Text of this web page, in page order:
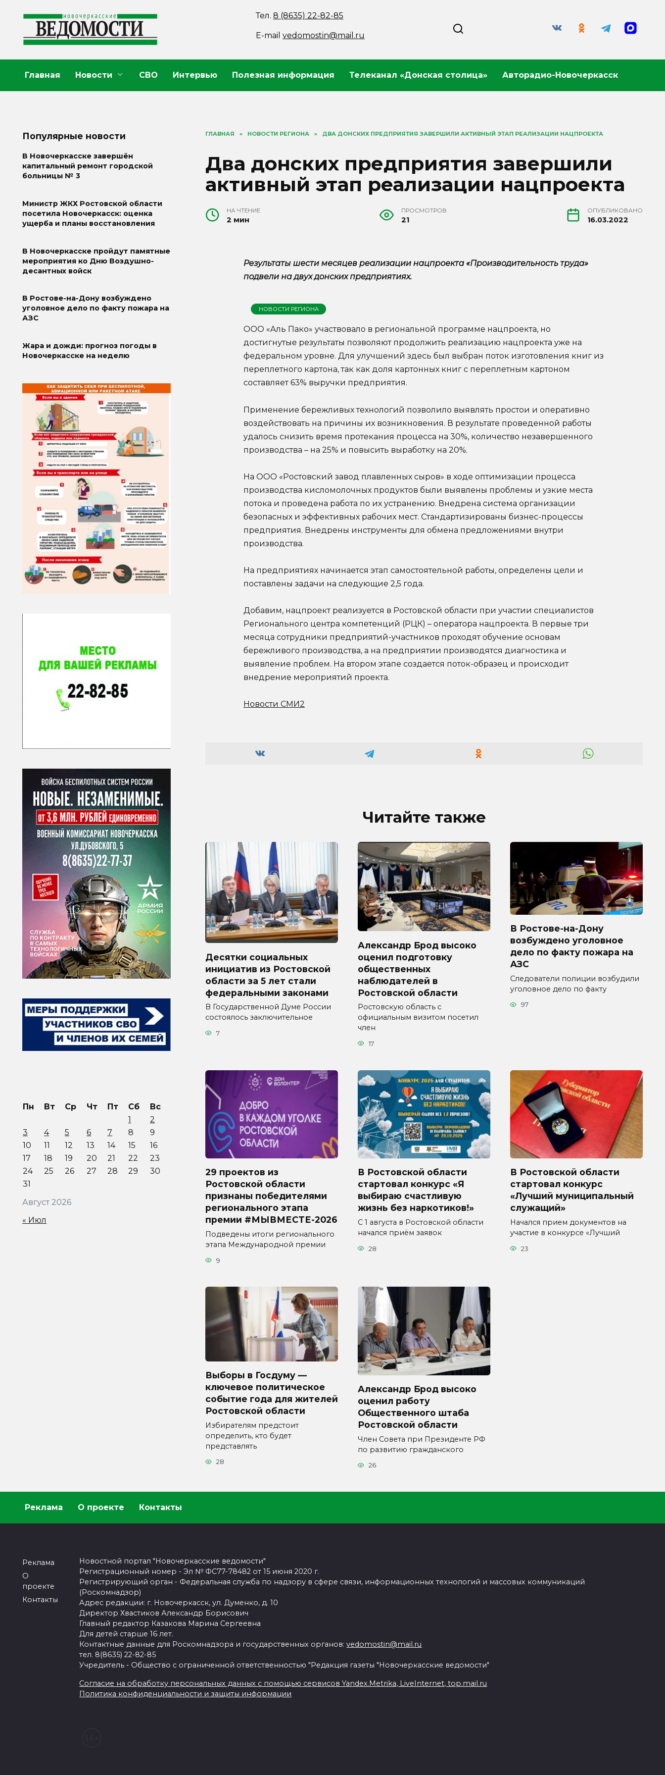
содержанию
Тел.8 (8635) 22-82-85
E-mailvedomostin@mail.ru
Главная Новости СВО Интервью Полезная информация Телеканал «Донская столица» Авторадио-Новочеркасск
ГЛАВНАЯ » НОВОСТИ РЕГИОНА » ДВА ДОНСКИХ ПРЕДПРИЯТИЯ ЗАВЕРШИЛИ АКТИВНЫЙ ЭТАП РЕАЛИЗАЦИИ НАЦПРОЕКТА
Два донских предприятия завершили
активный этап реализации нацпроекта
НА ЧТЕНИЕ
2 мин
ПРОСМОТРОВ
21
ОПУБЛИКОВАНО
16.03.2022
Результаты шести месяцев реализации нацпроекта «Производительность труда»
подвели на двух донских предприятиях.
НОВОСТИ РЕГИОНА
ООО «Аль Пако» участвовало в региональной программе нацпроекта, но
достигнутые результаты позволяют продолжить реализацию нацпроекта уже на
федеральном уровне. Для улучшений здесь был выбран поток изготовления книг из
переплетного картона, так как доля картонных книг с переплетным картоном
составляет 63% выручки предприятия.
Применение бережливых технологий позволило выявлять простои и оперативно
воздействовать на причины их возникновения. В результате проведенной работы
удалось снизить время протекания процесса на 30%, количество незавершенного
производства – на 25% и повысить выработку на 20%.
На ООО «Ростовский завод плавленных сыров» в ходе оптимизации процесса
производства кисломолочных продуктов были выявлены проблемы и узкие места
потока и проведена работа по их устранению. Внедрена система организации
безопасных и эффективных рабочих мест. Стандартизированы бизнес-процессы
предприятия. Внедрены инструменты для обмена предложениями внутри
производства.
На предприятиях начинается этап самостоятельной работы, определены цели и
поставлены задачи на следующие 2,5 года.
Добавим, нацпроект реализуется в Ростовской области при участии специалистов
Регионального центра компетенций (РЦК) – оператора нацпроекта. В первые три
месяца сотрудники предприятий-участников проходят обучение основам
бережливого производства, а на предприятии производятся диагностика и
выявление проблем. На втором этапе создается поток-образец и происходит
внедрение мероприятий проекта.
Новости СМИ2
Читайте также
Десятки социальных
инициатив из Ростовской
области за 5 лет стали
федеральными законами
В Государственной Думе России
состоялось заключительное
7
Александр Брод высоко
оценил подготовку
общественных
наблюдателей в
Ростовской области
Ростовскую область с
официальным визитом посетил
член
17
В Ростове-на-Дону
возбуждено уголовное
дело по факту пожара на
АЗС
Следователи полиции возбудили
уголовное дело по факту
97
29 проектов из
Ростовской области
признаны победителями
регионального этапа
премии #МЫВМЕСТЕ-2026
Подведены итоги регионального
этапа Международной премии
9
В Ростовской области
стартовал конкурс «Я
выбираю счастливую
жизнь без наркотиков!»
С 1 августа в Ростовской области
начался приём заявок
28
В Ростовской области
стартовал конкурс
«Лучший муниципальный
служащий»
Начался прием документов на
участие в конкурсе «Лучший
23
Выборы в Госдуму —
ключевое политическое
событие года для жителей
Ростовской области
Избирателям предстоит
определить, кто будет
представлять
28
Александр Брод высоко
оценил работу
Общественного штаба
Ростовской области
Член Совета при Президенте РФ
по развитию гражданского
26
Популярные новости
В Новочеркасске завершён
капитальный ремонт городской
больницы № 3
Министр ЖКХ Ростовской области
посетила Новочеркасск: оценка
ущерба и планы восстановления
В Новочеркасске пройдут памятные
мероприятия ко Дню Воздушно-
десантных войск
В Ростове-на-Дону возбуждено
уголовное дело по факту пожара на
АЗС
Жара и дожди: прогноз погоды в
Новочеркасске на неделю
Август 2026
Пн Вт Ср Чт Пт Сб
Вс
1
2
3
4 5 6 7 8
9
10
11 12 13 14 15
16
17
18 19 20 21 22
23
24
25 26 27 28 29
30
31
« Июл
Реклама О проекте Контакты
Реклама
О
проекте
Контакты
Новостной портал "Новочеркасские ведомости"
Регистрационный номер - Эл № ФС77-78482 от 15 июня 2020 г.
Регистрирующий орган - Федеральная служба по надзору в сфере связи, информационных технологий и массовых коммуникаций
(Роскомнадзор)
Адрес редакции: г. Новочеркасск, ул. Думенко, д. 10
Директор Хвастиков Александр Борисович
Главный редактор Казакова Марина Сергеевна
Для детей старше 16 лет.
Контактные данные для Роскомнадзора и государственных органов:vedomostin@mail.ru
тел. 8(8635) 22-82-85
Учредитель - Общество с ограниченной ответственностью "Редакция газеты "Новочеркасские ведомости"
Согласие на обработку персональных данных с помощью сервисов Yandex.Metrika, LiveInternet, top.mail.ru
Политика конфиденциальности и защиты информации